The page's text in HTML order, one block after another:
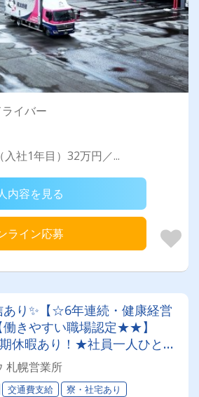
イバー
社1年目）32万円／...
内容を見る
ライン応募
り✨【☆6年連続・健康経営
きやすい職場認定★★】
休暇あり！★社員一人ひとり
年設立の安定企業！＜未経験
イバー＞
札幌営業所
交通費支給
寮・社宅あり